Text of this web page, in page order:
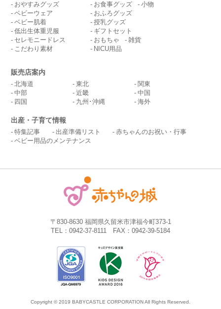
おやすみグッズ
ベビーウェア
ベビー肌着
低出生体重児服
セレモニードレス
こだわり素材
お食事グッズ
小物
おふろグッズ
授乳グッズ
ギフトセット
おもちゃ
雑貨
NICU用品
販売店案内
北海道 東北
関東
中部
近畿
中国
四国
九州･沖縄 海外
出産・子育て情報
特集記事 出産準備リスト
赤ちゃんのお祝い・行事
ベビー用品のメンテナンス
〒830-8630 福岡県久留米市津福今町373-1
TEL：0942-37-8111 FAX：0942-39-5184
Copyright © 2019 BABYCASTLE CORPORATION All Rights Reserved.